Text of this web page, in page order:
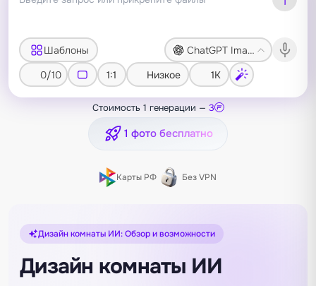
Шаблоны
ChatGPT Image 2
0/10
1:1 Низкое 1K
Стоимость 1 генерации — 3
1 фото бесплатно
Карты РФ Без VPN
Дизайн комнаты ИИ: Обзор и возможности
Дизайн комнаты ИИ